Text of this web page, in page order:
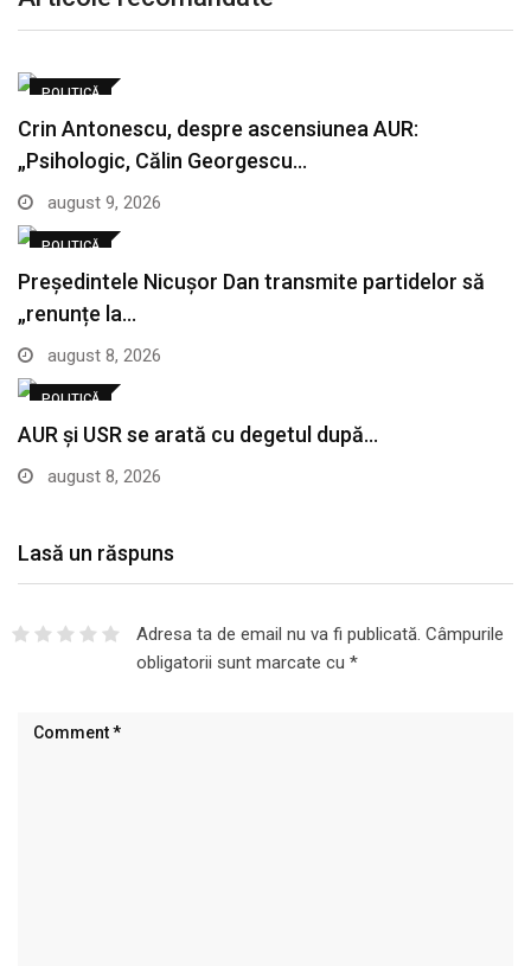
POLITICĂ
Crin Antonescu, despre ascensiunea AUR:
„Psihologic, Călin Georgescu…
august 9, 2026
POLITICĂ
Președintele Nicușor Dan transmite partidelor să
„renunțe la…
august 8, 2026
POLITICĂ
AUR și USR se arată cu degetul după…
august 8, 2026
Lasă un răspuns
Adresa ta de email nu va fi publicată. Câmpurile
obligatorii sunt marcate cu *